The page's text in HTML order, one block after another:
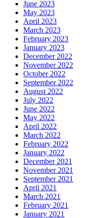
June 2023
May 2023
April 2023
March 2023
February 2023
January 2023
December 2022
November 2022
October 2022
September 2022
August 2022
July 2022
June 2022
May 2022
April 2022
March 2022
February 2022
January 2022
December 2021
November 2021
September 2021
April 2021
March 2021
February 2021
January 2021